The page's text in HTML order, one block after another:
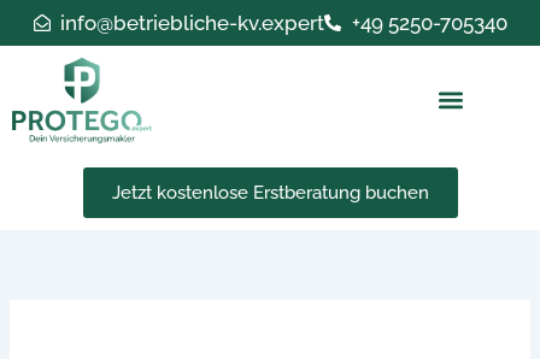
Inhalt
springen
info@betriebliche-kv.expert +49 5250-705340
Jetzt kostenlose Erstberatung buchen